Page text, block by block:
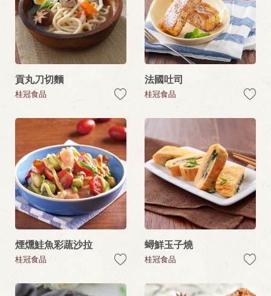
貢丸刀切麵
桂冠食品
法國吐司
桂冠食品
煙燻鮭魚彩蔬沙拉
桂冠食品
蟳鮮玉子燒
桂冠食品